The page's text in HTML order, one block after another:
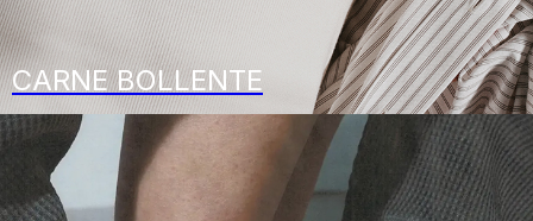
CARNE BOLLENTE